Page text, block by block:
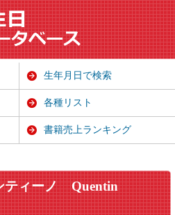
ティーノ
Quentin
生年月日で検索
各種リスト
書籍売上ランキング